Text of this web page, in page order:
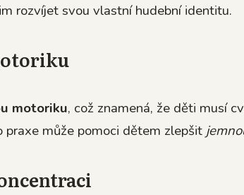
rozvíjet svou vlastní hudební identitu.
motoriku, což znamená, že děti musí
praxe může pomoci dětem zlepšit